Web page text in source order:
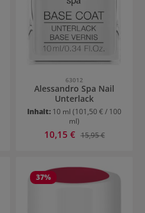
63012
Alessandro Spa Nail
Unterlack
Inhalt: 10 ml (101,50 € / 100
ml)
Verkaufspreis:
10,15 € Regulärer Preis:
15,95 €
37%